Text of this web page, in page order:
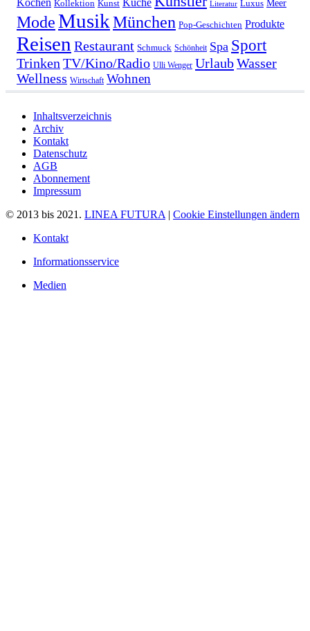
Kochen Kollektion Kunst Küche Literatur Luxus Meer
ModeMusikMünchen Pop-Geschichten Produkte
Reisen Restaurant Schmuck Schönheit Spa Sport
TrinkenTV/Kino/Radio Ulli Wenger UrlaubWasser
Wellness Wirtschaft Wohnen
Inhaltsverzeichnis
Archiv
Kontakt
Datenschutz
AGB
Abonnement
Impressum
© 2013 bis 2021. LINEA FUTURA| Cookie Einstellungen ändern
Kontakt
Informationsservice
Medien